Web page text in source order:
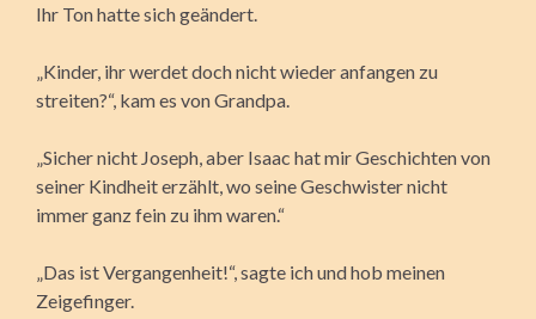
Ihr Ton hatte sich geändert.
„Kinder, ihr werdet doch nicht wieder anfangen zu
streiten?“, kam es von Grandpa.
„Sicher nicht Joseph, aber Isaac hat mir Geschichten von
seiner Kindheit erzählt, wo seine Geschwister nicht
immer ganz fein zu ihm waren.“
„Das ist Vergangenheit!“, sagte ich und hob meinen
Zeigefinger.